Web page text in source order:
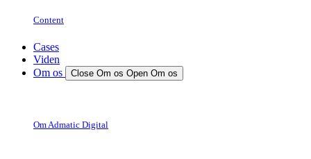
Content
Cases
Viden
Om os
Close Om os Open Om os
Om Admatic Digital